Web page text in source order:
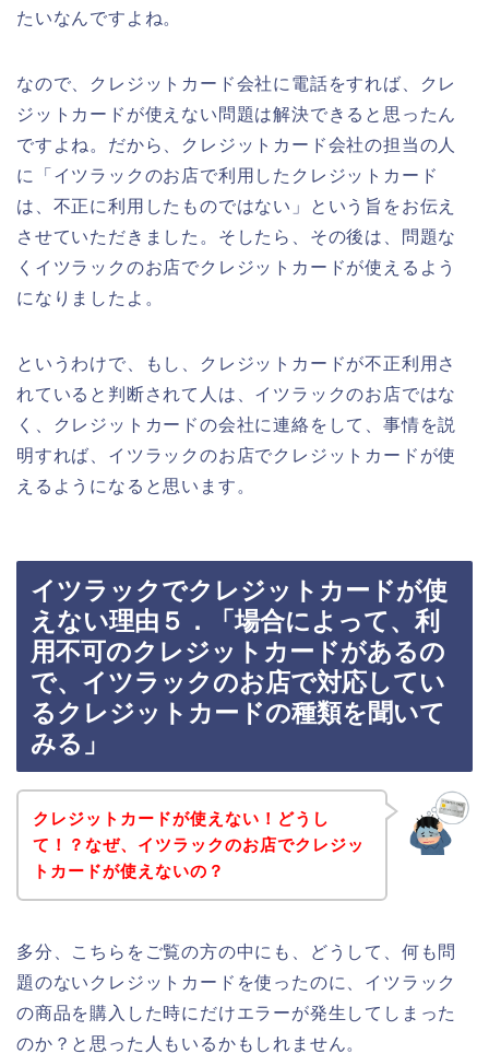
たいなんですよね。
なので、クレジットカード会社に電話をすれば、クレ
ジットカードが使えない問題は解決できると思ったん
ですよね。だから、クレジットカード会社の担当の人
に「イツラックのお店で利用したクレジットカード
は、不正に利用したものではない」という旨をお伝え
させていただきました。そしたら、その後は、問題な
くイツラックのお店でクレジットカードが使えるよう
になりましたよ。
というわけで、もし、クレジットカードが不正利用さ
れていると判断されて人は、イツラックのお店ではな
く、クレジットカードの会社に連絡をして、事情を説
明すれば、イツラックのお店でクレジットカードが使
えるようになると思います。
イツラックでクレジットカードが使
えない理由５．「場合によって、利
用不可のクレジットカードがあるの
で、イツラックのお店で対応してい
るクレジットカードの種類を聞いて
みる」
クレジットカードが使えない！どうし
て！？なぜ、イツラックのお店でクレジッ
トカードが使えないの？
多分、こちらをご覧の方の中にも、どうして、何も問
題のないクレジットカードを使ったのに、イツラック
の商品を購入した時にだけエラーが発生してしまった
のか？と思った人もいるかもしれません。